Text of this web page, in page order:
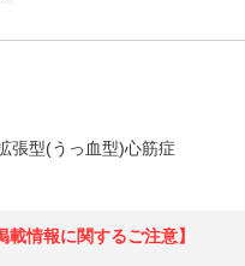
張型(うっ血型)心筋症
載情報に関するご注意】